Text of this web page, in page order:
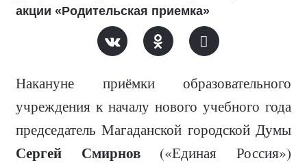
акции «Родительская приемка»
Накануне приёмки образовательного
учреждения к началу нового учебного года
председатель Магаданской городской Думы
Сергей Смирнов(«Единая Россия»)